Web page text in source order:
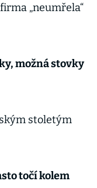
„neumřela“
možná stovky
stoletým
točí kolem